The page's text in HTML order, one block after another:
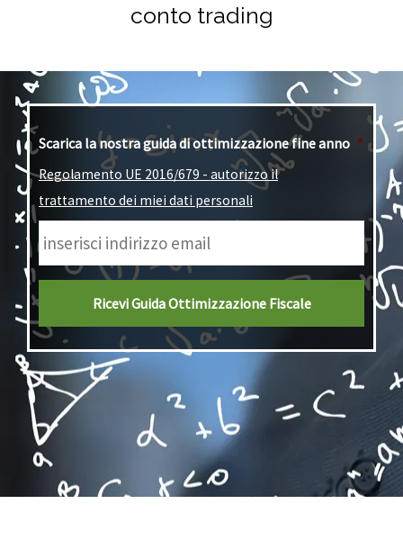
conto trading
Scarica la nostra guida di ottimizzazione fine anno *
Regolamento UE 2016/679 - autorizzo il
trattamento dei miei dati personali